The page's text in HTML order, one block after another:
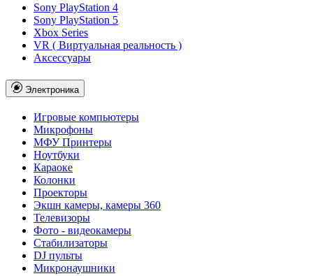
Sony PlayStation 4
Sony PlayStation 5
Xbox Series
VR ( Виртуальная реальность )
Аксессуары
Электроника
Игровые компьютеры
Микрофоны
МФУ Принтеры
Ноутбуки
Караоке
Колонки
Проекторы
Экшн камеры, камеры 360
Телевизоры
Фото - видеокамеры
Стабилизаторы
DJ пульты
Микронаушники